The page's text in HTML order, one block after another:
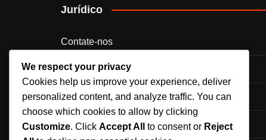
Jurídico
Contate-nos
Cookies e rastreamento
Política de proteção de dados
Sobre nós
We respect your privacy
Cookies help us improve your experience, deliver
personalized content, and analyze traffic. You can
choose which cookies to allow by clicking
Customize. Click Accept All to consent or Reject